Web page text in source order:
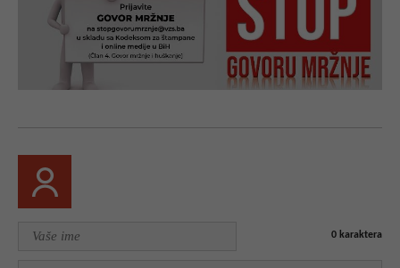
0 karaktera